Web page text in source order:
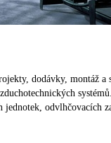
dodávky, montáž
jednotek, odvlhčovacích